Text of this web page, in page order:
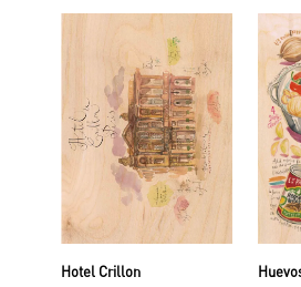
Hotel Crillon